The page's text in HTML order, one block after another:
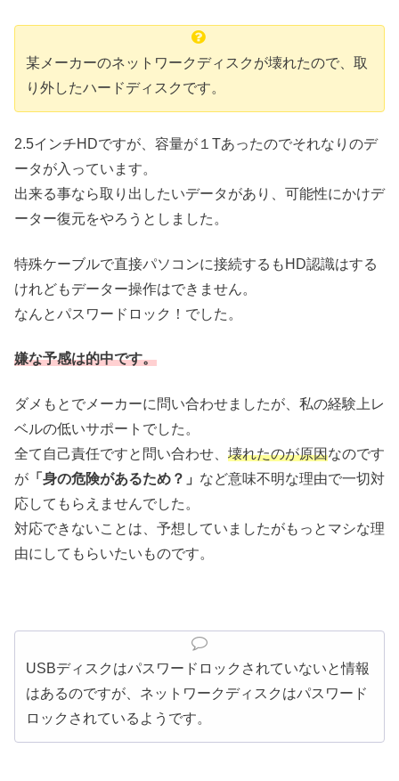
某メーカーのネットワークディスクが壊れたので、取
り外したハードディスクです。
2.5インチHDですが、容量が１Tあったのでそれなりのデ
ータが入っています。
出来る事なら取り出したいデータがあり、可能性にかけデ
ーター復元をやろうとしました。
特殊ケーブルで直接パソコンに接続するもHD認識はする
けれどもデーター操作はできません。
なんとパスワードロック！でした。
嫌な予感は的中です。
ダメもとでメーカーに問い合わせましたが、私の経験上レ
ベルの低いサポートでした。
全て自己責任ですと問い合わせ、 壊れたのが原因なのです
が 「身の危険があるため？」 など意味不明な理由で一切対
応してもらえませんでした。
対応できないことは、予想していましたがもっとマシな理
由にしてもらいたいものです。
USBディスクはパスワードロックされていないと情報
はあるのですが、ネットワークディスクはパスワード
ロックされているようです。